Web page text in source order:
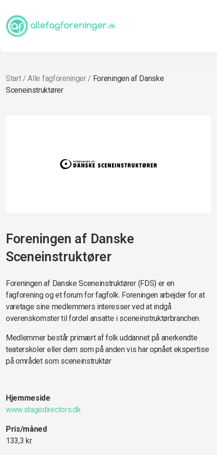
Start/Alle fagforeninger/ Foreningen af Danske
Sceneinstruktører
Foreningen af Danske
Sceneinstruktører
Foreningen af Danske Sceneinstruktører (FDS) er en
fagforening og et forum for fagfolk. Foreningen arbejder for at
varetage sine medlemmers interesser ved at indgå
overenskomster til fordel ansatte i sceneinstruktørbranchen.
Medlemmer består primært af folk uddannet på anerkendte
teaterskoler eller dem som på anden vis har opnået ekspertise
på området som sceneinstruktør
Hjemmeside
www.stagedirectors.dk
Pris/måned
133,3 kr.